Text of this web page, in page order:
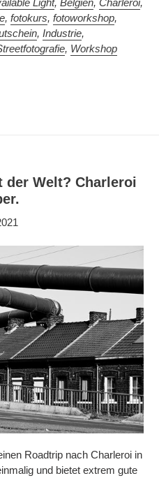
, fotokurs, fotoworkshop,
, Industrie,
, Workshop
der Welt? Charleroi
Roadtrip nach Charleroi in
und bietet extrem gute